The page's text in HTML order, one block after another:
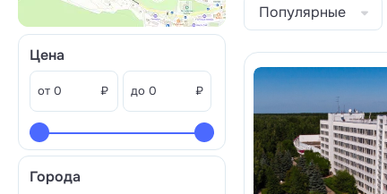
Цена
от ₽ до ₽
Города
Популярные